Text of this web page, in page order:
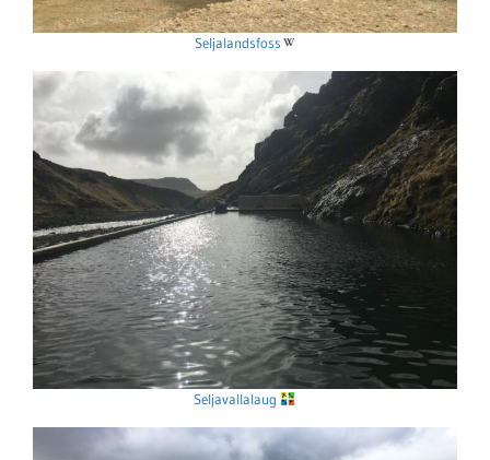
Seljalandsfoss
Seljavallalaug